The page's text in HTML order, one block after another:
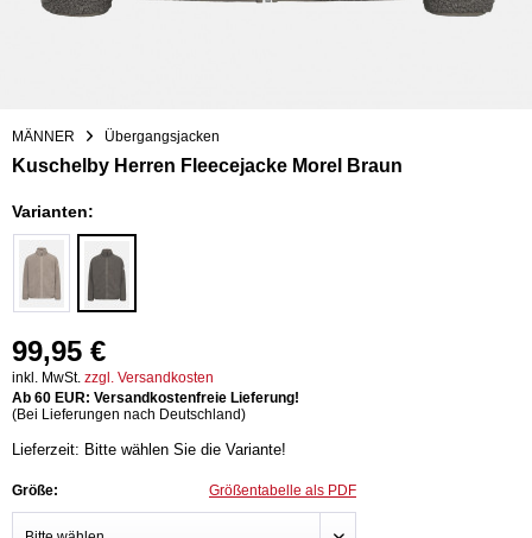
MÄNNER Übergangsjacken
Kuschelby Herren Fleecejacke Morel Braun
Varianten:
99,95 €
inkl. MwSt. zzgl. Versandkosten
Ab 60 EUR: Versandkostenfreie Lieferung!
(Bei Lieferungen nach Deutschland)
Lieferzeit: Bitte wählen Sie die Variante!
Größe: Größentabelle als PDF